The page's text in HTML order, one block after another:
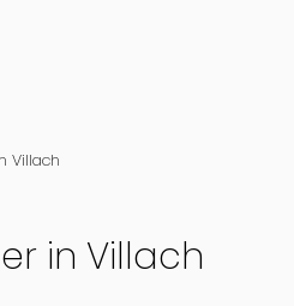
Villach
in Villach